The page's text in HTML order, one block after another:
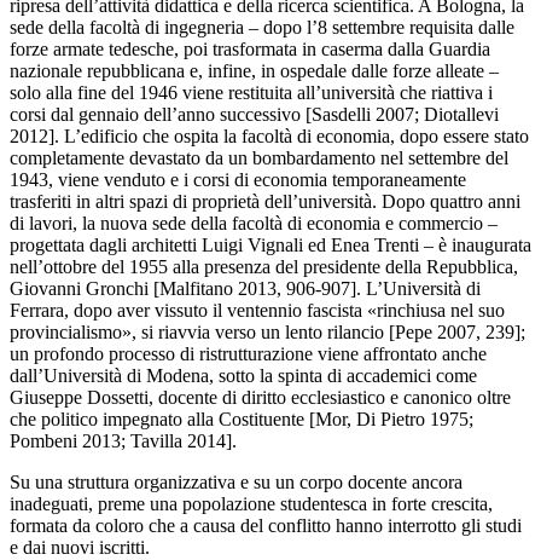
ripresa dell’attività didattica e della ricerca scientifica. A Bologna, la
sede della facoltà di ingegneria – dopo l’8 settembre requisita dalle
forze armate tedesche, poi trasformata in caserma dalla Guardia
nazionale repubblicana e, infine, in ospedale dalle forze alleate –
solo alla fine del 1946 viene restituita all’università che riattiva i
corsi dal gennaio dell’anno successivo [Sasdelli 2007; Diotallevi
2012]. L’edificio che ospita la facoltà di economia, dopo essere stato
completamente devastato da un bombardamento nel settembre del
1943, viene venduto e i corsi di economia temporaneamente
trasferiti in altri spazi di proprietà dell’università. Dopo quattro anni
di lavori, la nuova sede della facoltà di economia e commercio –
progettata dagli architetti Luigi Vignali ed Enea Trenti – è inaugurata
nell’ottobre del 1955 alla presenza del presidente della Repubblica,
Giovanni Gronchi [Malfitano 2013, 906-907]. L’Università di
Ferrara, dopo aver vissuto il ventennio fascista «rinchiusa nel suo
provincialismo», si riavvia verso un lento rilancio [Pepe 2007, 239];
un profondo processo di ristrutturazione viene affrontato anche
dall’Università di Modena, sotto la spinta di accademici come
Giuseppe Dossetti, docente di diritto ecclesiastico e canonico oltre
che politico impegnato alla Costituente [Mor, Di Pietro 1975;
Pombeni 2013; Tavilla 2014].
Su una struttura organizzativa e su un corpo docente ancora
inadeguati, preme una popolazione studentesca in forte crescita,
formata da coloro che a causa del conflitto hanno interrotto gli studi
e dai nuovi iscritti.